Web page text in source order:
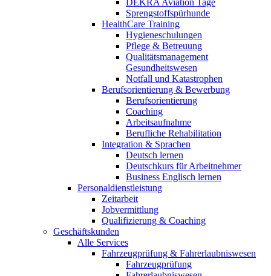
Sprengstoffspürhunde
HealthCare Training
Hygieneschulungen
Pflege & Betreuung
Qualitätsmanagement
Gesundheitswesen
Notfall und Katastrophen
Berufsorientierung & Bewerbung
Berufsorientierung
Coaching
Arbeitsaufnahme
Berufliche Rehabilitation
Integration & Sprachen
Deutsch lernen
Deutschkurs für Arbeitnehmer
Business Englisch lernen
Personaldienstleistung
Zeitarbeit
Jobvermittlung
Qualifizierung & Coaching
Geschäftskunden
Alle Services
Fahrzeugprüfung & Fahrerlaubniswesen
Fahrzeugprüfung